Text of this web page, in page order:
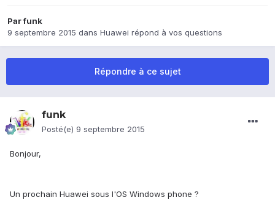
Parfunk
9 septembre 2015 dans Huawei répond à vos questions
Répondre à ce sujet
funk
Posté(e) 9 septembre 2015
Bonjour,
Un prochain Huawei sous l'OS Windows phone ?